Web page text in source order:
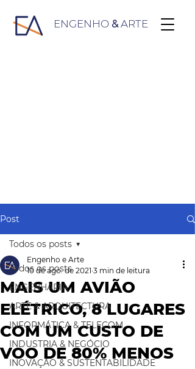
ENGENHO &ARTE
Post
Todos os posts
ENGENHARIA
ARTE & ARQUITECTURA
INFORMÁTICA & TELECOM
INDUSTRIA & NEGÓCIO
INOVAÇÃO & SUSTENTABILIDADE
Todos os posts
MAIS UM AVIÃO
ELÉTRICO, 8 LUGARES
COM UM CUSTO DE
VOO DE 80% MENOS
Engenho e Arte
10 de ago. de 2021 3 min de leitura